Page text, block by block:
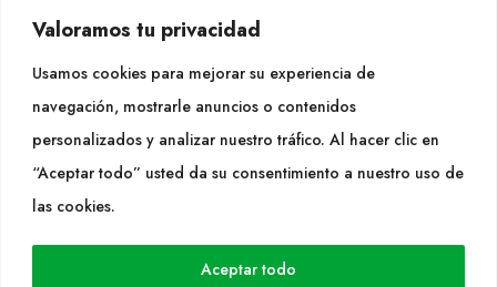
Valoramos tu privacidad
Usamos cookies para mejorar su experiencia de
navegación, mostrarle anuncios o contenidos
personalizados y analizar nuestro tráfico. Al hacer clic en
“Aceptar todo” usted da su consentimiento a nuestro uso de
las cookies.
Aceptar todo
CONTACTO
SÍGUENOS
WEB